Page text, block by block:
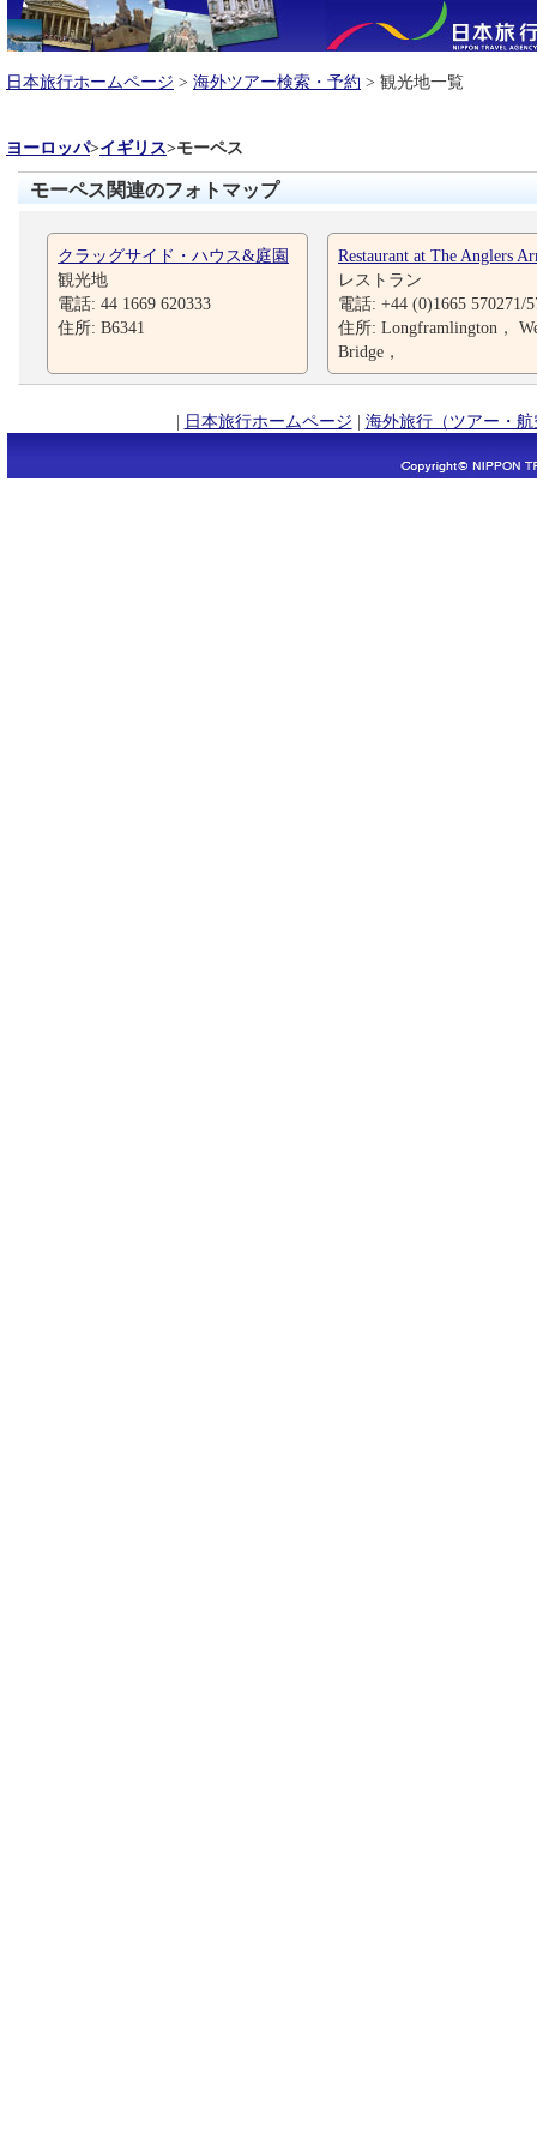
日本旅行ホームページ > 海外ツアー検索・予約 > 観光地一覧
ヨーロッパ>イギリス>モーペス
モーペス関連のフォトマップ
クラッグサイド・ハウス&庭園
観光地
電話: 44 1669 620333
住所: B6341
Restaurant at The Anglers
レストラン
電話: +44 (0)1665 570271/
住所: Longframlington，
Bridge，
| 日本旅行ホームページ | 海外旅行（ツアー・航